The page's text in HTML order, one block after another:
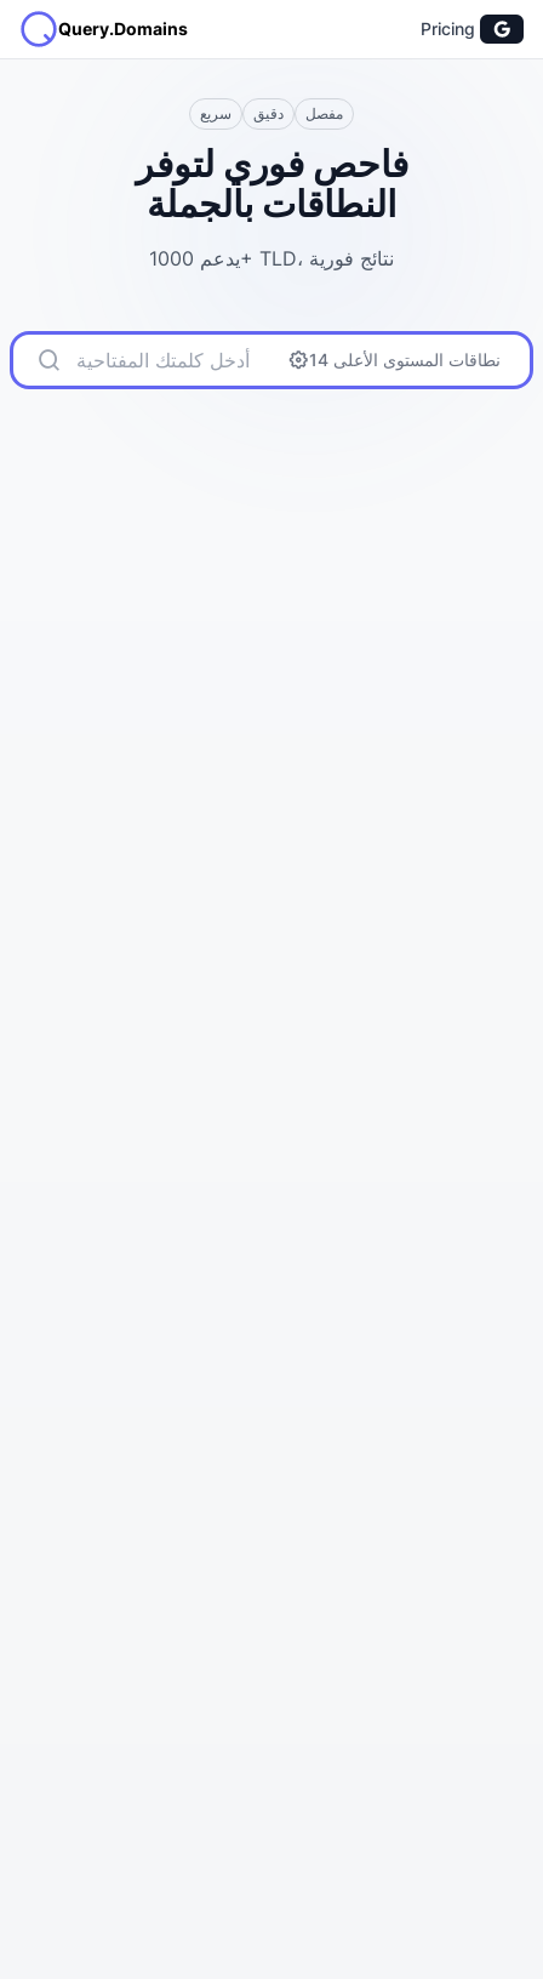
Query.Domains Pricing
سريع دقيق مفصل
فاحص فوري لتوفر
النطاقات بالجملة
يدعم 1000+ TLD، نتائج فورية
14 نطاقات المستوى الأعلى